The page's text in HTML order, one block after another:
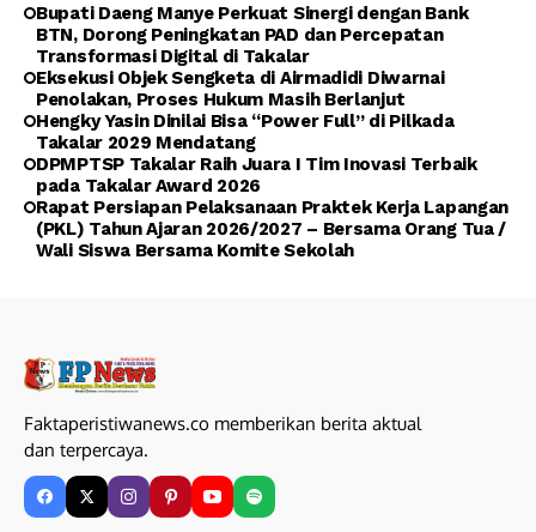
Bupati Daeng Manye Perkuat Sinergi dengan Bank
BTN, Dorong Peningkatan PAD dan Percepatan
Transformasi Digital di Takalar
Eksekusi Objek Sengketa di Airmadidi Diwarnai
Penolakan, Proses Hukum Masih Berlanjut
Hengky Yasin Dinilai Bisa “Power Full” di Pilkada
Takalar 2029 Mendatang
DPMPTSP Takalar Raih Juara I Tim Inovasi Terbaik
pada Takalar Award 2026
Rapat Persiapan Pelaksanaan Praktek Kerja Lapangan
(PKL) Tahun Ajaran 2026/2027 – Bersama Orang Tua /
Wali Siswa Bersama Komite Sekolah
Faktaperistiwanews.co memberikan berita aktual
dan terpercaya.